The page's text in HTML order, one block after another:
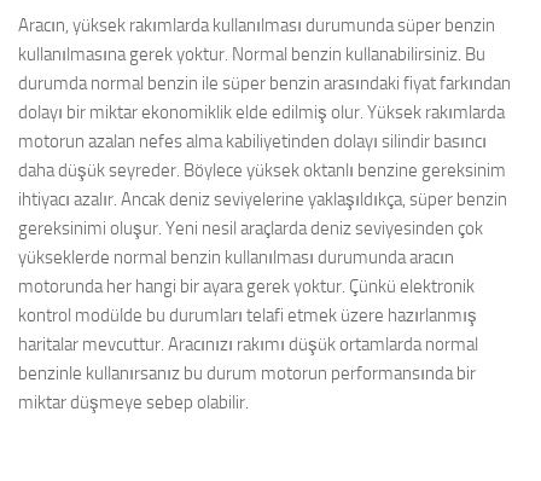
Aracın, yüksek rakımlarda kullanılması durumunda süper benzin
kullanılmasına gerek yoktur. Normal benzin kullanabilirsiniz. Bu
durumda normal benzin ile süper benzin arasındaki fiyat farkından
dolayı bir miktar ekonomiklik elde edilmiş olur. Yüksek rakımlarda
motorun azalan nefes alma kabiliyetinden dolayı silindir basıncı
daha düşük seyreder. Böylece yüksek oktanlı benzine gereksinim
ihtiyacı azalır. Ancak deniz seviyelerine yaklaşıldıkça, süper benzin
gereksinimi oluşur. Yeni nesil araçlarda deniz seviyesinden çok
yükseklerde normal benzin kullanılması durumunda aracın
motorunda her hangi bir ayara gerek yoktur. Çünkü elektronik
kontrol modülde bu durumları telafi etmek üzere hazırlanmış
haritalar mevcuttur. Aracınızı rakımı düşük ortamlarda normal
benzinle kullanırsanız bu durum motorun performansında bir
miktar düşmeye sebep olabilir.